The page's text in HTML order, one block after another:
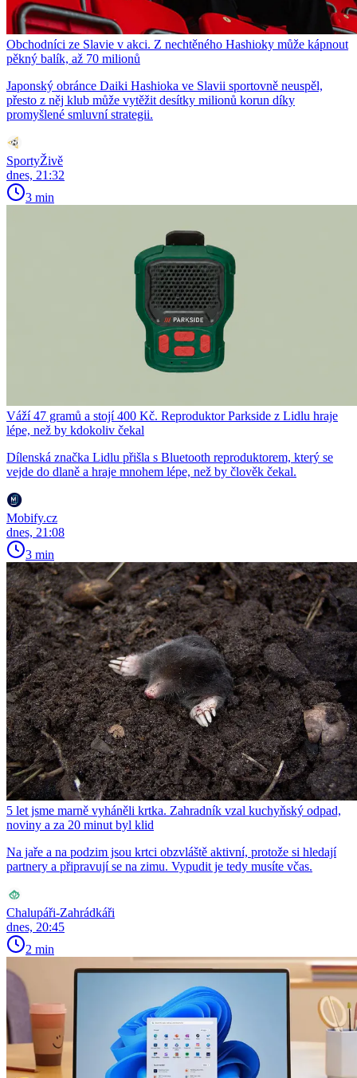
Obchodníci ze Slavie v akci. Z nechtěného Hashioky může kápnout
pěkný balík, až 70 milionů
Japonský obránce Daiki Hashioka ve Slavii sportovně neuspěl,
přesto z něj klub může vytěžit desítky milionů korun díky
promyšlené smluvní strategii.
SportyŽivě
dnes, 21:32
3 min
Váží 47 gramů a stojí 400 Kč. Reproduktor Parkside z Lidlu hraje
lépe, než by kdokoliv čekal
Dílenská značka Lidlu přišla s Bluetooth reproduktorem, který se
vejde do dlaně a hraje mnohem lépe, než by člověk čekal.
Mobify.cz
dnes, 21:08
3 min
5 let jsme marně vyháněli krtka. Zahradník vzal kuchyňský odpad,
noviny a za 20 minut byl klid
Na jaře a na podzim jsou krtci obzvláště aktivní, protože si hledají
partnery a připravují se na zimu. Vypudit je tedy musíte včas.
Chalupáři-Zahrádkáři
dnes, 20:45
2 min